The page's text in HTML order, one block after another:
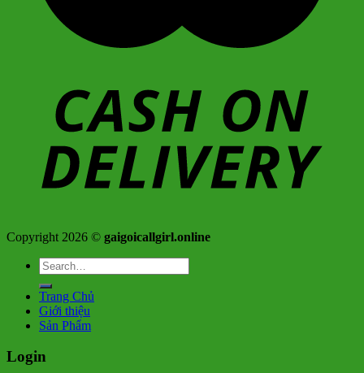
Copyright 2026 © gaigoicallgirl.online
Search
for:
Trang Chủ
Giới thiệu
Sản Phẩm
Login